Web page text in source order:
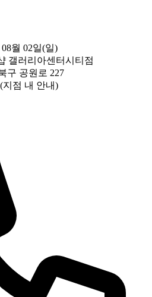
월 02일(일)
갤러리아센터시티점
구 공원로 227
지점 내 안내)